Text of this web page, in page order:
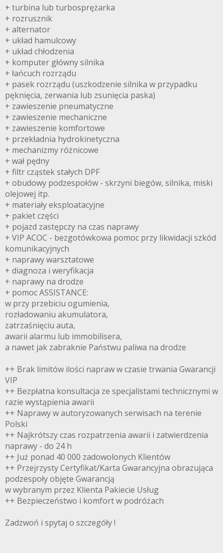
+ turbina lub turbosprężarka
+ rozrusznik
+ alternator
+ układ hamulcowy
+ układ chłodzenia
+ komputer główny silnika
+ łańcuch rozrządu
+ pasek rozrządu (uszkodzenie silnika w przypadku
pęknięcia, zerwania lub zsunięcia paska)
+ zawieszenie pneumatyczne
+ zawieszenie mechaniczne
+ zawieszenie komfortowe
+ przekładnia hydrokinetyczna
+ mechanizmy różnicowe
+ wał pędny
+ filtr cząstek stałych DPF
+ obudowy podzespołów - skrzyni biegów, silnika, miski
olejowej itp.
+ materiały eksploatacyjne
+ pakiet części
+ pojazd zastępczy na czas naprawy
+ VIP ACOC - bezgotówkowa pomoc przy likwidacji szkód
komunikacyjnych
+ naprawy warsztatowe
+ diagnoza i weryfikacja
+ naprawy na drodze
+ pomoc ASSISTANCE:
w przy przebiciu ogumienia,
rozładowaniu akumulatora,
zatrzaśnięciu auta,
awarii alarmu lub immobilisera,
a nawet jak zabraknie Państwu paliwa na drodze
++ Brak limitów ilości napraw w czasie trwania Gwarancji
VIP
++ Bezpłatna konsultacja ze specjalistami technicznymi w
razie wystąpienia awarii
++ Naprawy w autoryzowanych serwisach na terenie
Polski
++ Najkrótszy czas rozpatrzenia awarii i zatwierdzenia
naprawy - do 24 h
++ Już ponad 40 000 zadowolonych Klientów
++ Przejrzysty Certyfikat/Karta Gwarancyjna obrazująca
podzespoły objęte Gwarancją
w wybranym przez Klienta Pakiecie Usług
++ Bezpieczeństwo i komfort w podróżach
Zadzwoń i spytaj o szczegóły !